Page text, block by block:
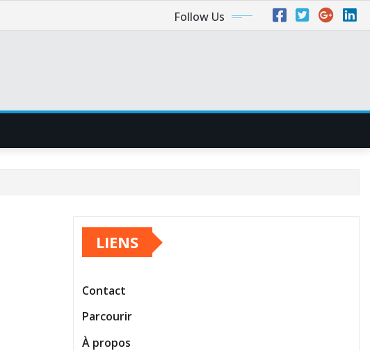
Follow Us
LIENS
Contact
Parcourir
À propos